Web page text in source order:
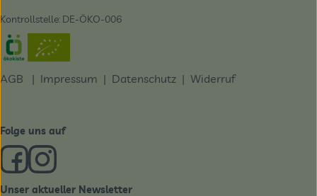
Kontrollstelle: DE-ÖKO-006
Externer Link zu https://www.oekokiste.de/
AGB | Impressum | Datenschutz | Widerruf
Folge uns auf
Externer Link zu https://www.facebook.com/derBiobote/
Externer Link zu https://www.instagram.com/
Unser aktueller Newsletter